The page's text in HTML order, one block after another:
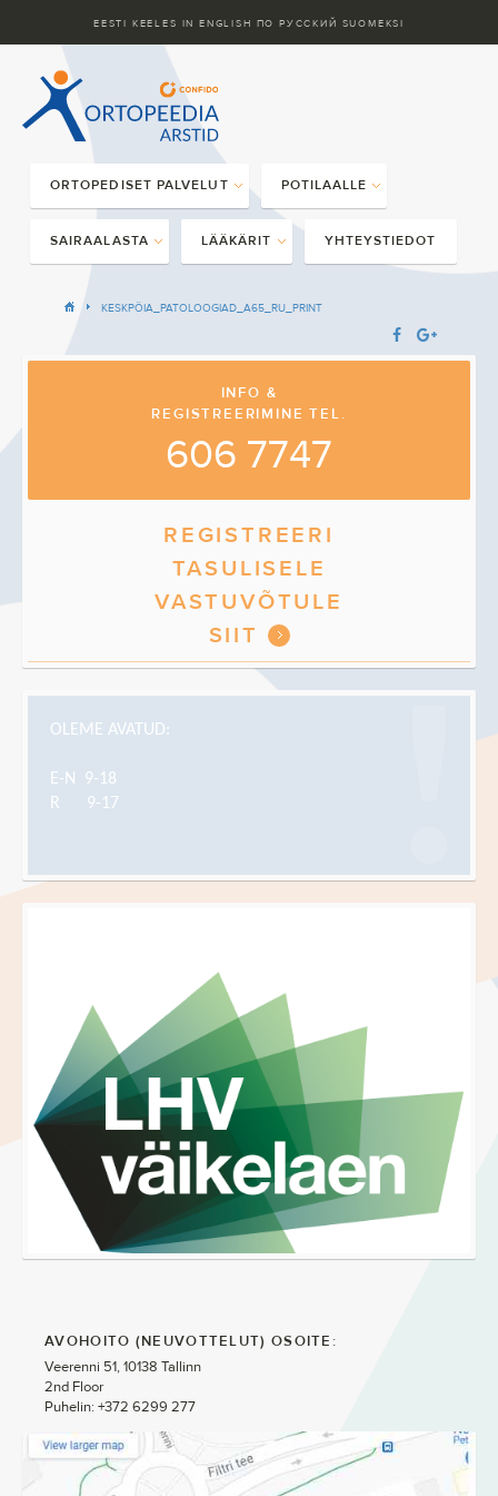
EESTI KEELES IN ENGLISH ПО РУССКИЙ SUOMEKSI
ORTOPEDISET PALVELUT POTILAALLE
SAIRAALASTA LÄÄKÄRIT YHTEYSTIEDOT
KESKPÖIA_PATOLOOGIAD_A65_RU_PRINT
INFO &
REGISTREERIMINE TEL.
606 7747
REGISTREERI
TASULISELE
VASTUVÕTULE
SIIT
OLEME AVATUD:
E-N 9-18
R 9-17
index
AVOHOITO (NEUVOTTELUT) OSOITE:
Veerenni 51, 10138 Tallinn
2nd Floor
Puhelin: +372 6299 277